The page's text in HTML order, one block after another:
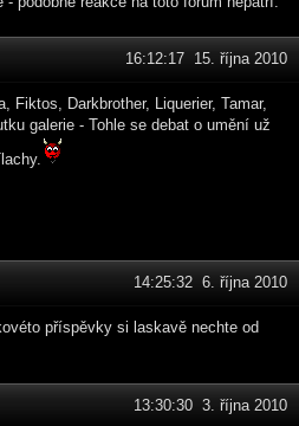
16:12:17 15. října 2010
Fiktos, Darkbrother, Liquerier, Tamar,
galerie - Tohle se debat o umění už
14:25:32 6. října 2010
příspěvky si laskavě nechte od
13:30:30 3. října 2010